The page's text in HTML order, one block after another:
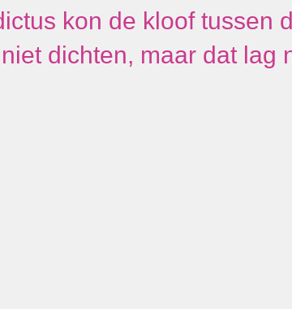
kon de kloof tussen
dichten, maar dat lag